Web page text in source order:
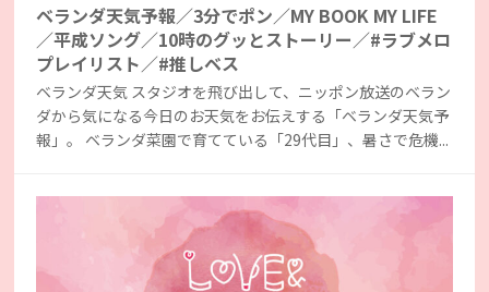
ベランダ天気予報／3分でポン／MY BOOK MY LIFE
／平成ソング／10時のグッとストーリー／#ラブメロ
プレイリスト／#推しベス
ベランダ天気 スタジオを飛び出して、ニッポン放送のベラン
ダから気になる今日のお天気をお伝えする「ベランダ天気予
報」。 ベランダ菜園で育てている「29代目」、暑さで危機...